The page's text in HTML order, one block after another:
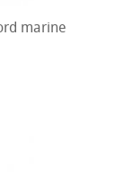
marine